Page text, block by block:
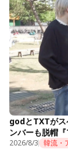
godとTXTがス
ンバーも脱帽
2026/8/3 韓流・